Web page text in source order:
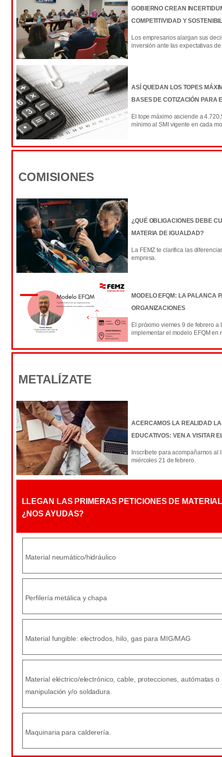
GOBIERNO CREAN
COMPETITIVIDAD Y
Los empresarios alargan sus
inversión ante las expectativas
ASÍ QUEDAN LOS TOPES
BASES DE COTIZACIÓN PARA
El tope máximo asciende a
mínimo al SMI vigente en cada
COMISIONES
¿QUÉ OBLIGACIONES DEBE
MATERIA DE IGUALDAD?
La FEMZ te clarifica las
empresa.
MODELO EFQM: LA PALANCA
ORGANIZACIONES
El próximo viernes 9 de febrero
implementar el modelo EFQM en
METALÍZATE
ACERCAMOS LA REALIDAD
EDUCATIVOS: VEN A VISITAR
Inscríbete para acompañarnos al
miércoles 21 de febrero.
LLEGAN LAS PRIMERAS PETICIONES DE
¿NOS AYUDAS?
Material neumático/hidráulico
Perfilería metálica y chapa
Material fungible: electrodos, hilo, gas para MIG/MAG
Material eléctrico/electrónico, cable, protecciones, autómatas
manipulación y/o soldadura.
Maquinaria para calderería.